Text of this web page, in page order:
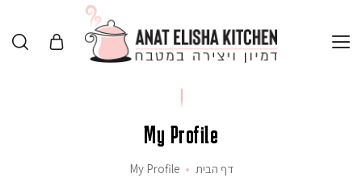
My Profile
דף הבית My Profile